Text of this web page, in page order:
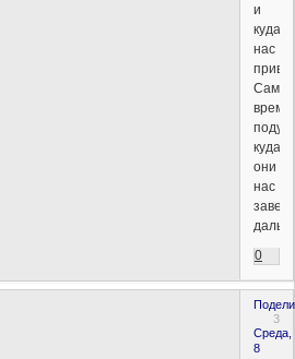
и
куда
нас
Самое
время
куда
они
нас
0
3
Среда,
8